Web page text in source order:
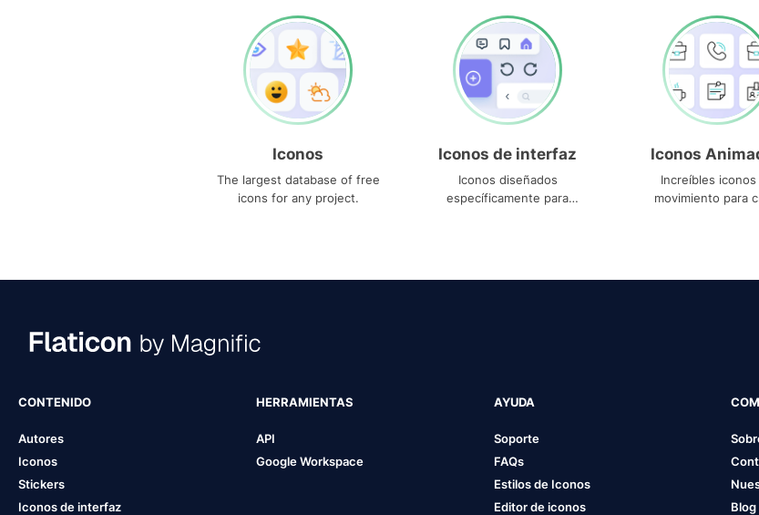
Iconos
The largest database of free
icons for any project.
Iconos de interfaz
Iconos diseñados
específicamente para
Iconos
Increíbles iconos
movimiento para
CONTENIDO
Autores
Iconos
Stickers
Iconos de interfaz
HERRAMIENTAS
API
Google Workspace
AYUDA
Soporte
FAQs
Estilos de Iconos
Editor de iconos
Blog